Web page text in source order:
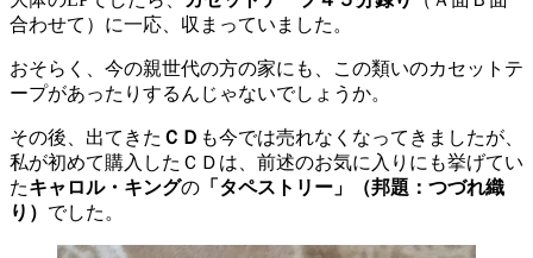
合わせて）に一応、収まっていました。
おそらく、今の親世代の方の家にも、この類いのカセットテ
ープがあったりするんじゃないでしょうか。
その後、出てきた ＣＤ も今では売れなくなってきましたが、
私が初めて購入したＣＤは、前述のお気に入りにも挙げてい
たキャロル・キングの 「タペストリー」（邦題：つづれ織
り） でした。